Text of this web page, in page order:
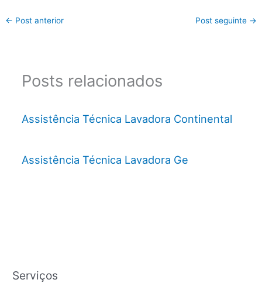
← Post anterior Post seguinte →
Posts relacionados
Assistência Técnica Lavadora Continental
Assistência Técnica Lavadora Ge
Serviços